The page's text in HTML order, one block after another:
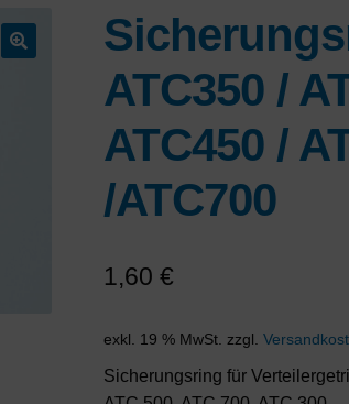
ATC350 /
ATC450 /
/ATC700
1,60 €
exkl. 19 % MwSt. zzgl.
Sicherungsring für